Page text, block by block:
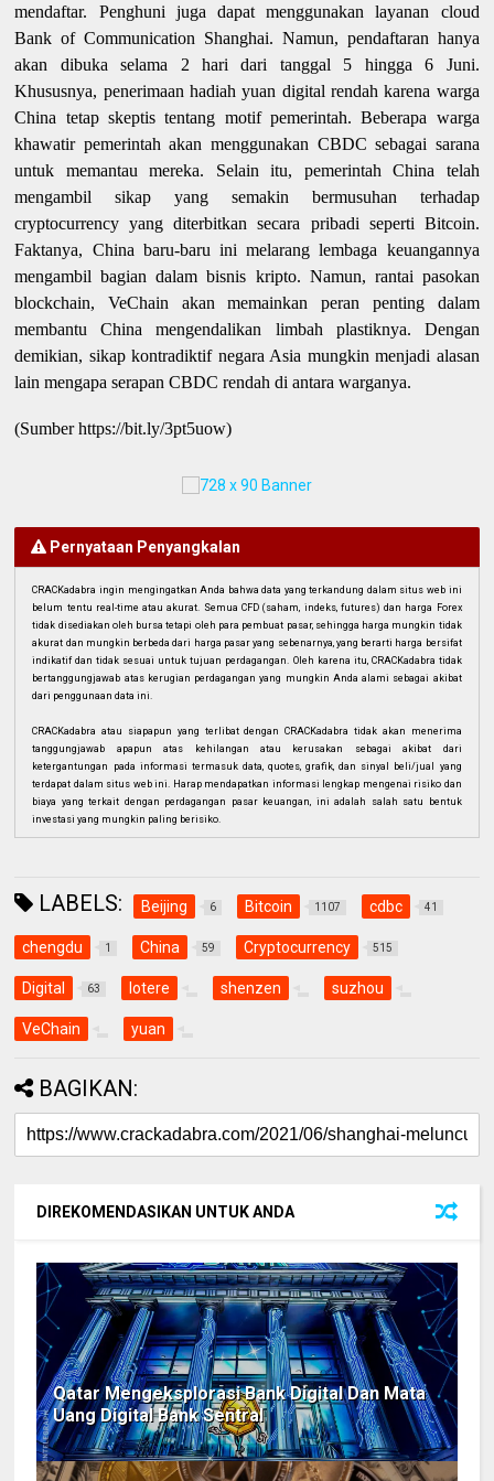
mendaftar. Penghuni juga dapat menggunakan layanan cloud
Bank of Communication Shanghai. Namun, pendaftaran hanya
akan dibuka selama 2 hari dari tanggal 5 hingga 6 Juni.
Khususnya, penerimaan hadiah yuan digital rendah karena warga
China tetap skeptis tentang motif pemerintah. Beberapa warga
khawatir pemerintah akan menggunakan CBDC sebagai sarana
untuk memantau mereka. Selain itu, pemerintah China telah
mengambil sikap yang semakin bermusuhan terhadap
cryptocurrency yang diterbitkan secara pribadi seperti Bitcoin.
Faktanya, China baru-baru ini melarang lembaga keuangannya
mengambil bagian dalam bisnis kripto. Namun, rantai pasokan
blockchain, VeChain akan memainkan peran penting dalam
membantu China mengendalikan limbah plastiknya. Dengan
demikian, sikap kontradiktif negara Asia mungkin menjadi alasan
lain mengapa serapan CBDC rendah di antara warganya.
(Sumber https://bit.ly/3pt5uow)
Pernyataan Penyangkalan
CRACKadabra ingin mengingatkan Anda bahwa data yang terkandung dalam situs web ini
belum tentu real-time atau akurat. Semua CFD (saham, indeks, futures) dan harga Forex
tidak disediakan oleh bursa tetapi oleh para pembuat pasar, sehingga harga mungkin tidak
akurat dan mungkin berbeda dari harga pasar yang sebenarnya, yang berarti harga bersifat
indikatif dan tidak sesuai untuk tujuan perdagangan. Oleh karena itu, CRACKadabra tidak
bertanggungjawab atas kerugian perdagangan yang mungkin Anda alami sebagai akibat
dari penggunaan data ini.
CRACKadabra atau siapapun yang terlibat dengan CRACKadabra tidak akan menerima
tanggungjawab apapun atas kehilangan atau kerusakan sebagai akibat dari
ketergantungan pada informasi termasuk data, quotes, grafik, dan sinyal beli/jual yang
terdapat dalam situs web ini. Harap mendapatkan informasi lengkap mengenai risiko dan
biaya yang terkait dengan perdagangan pasar keuangan, ini adalah salah satu bentuk
investasi yang mungkin paling berisiko.
LABELS: Beijing 6 Bitcoin 1107 cdbc 41
chengdu 1 China 59 Cryptocurrency 515
Digital 63 lotere shenzen suzhou
VeChain yuan
BAGIKAN:
DIREKOMENDASIKAN UNTUK ANDA
Qatar Mengeksplorasi Bank Digital Dan Mata
Uang Digital Bank Sentral